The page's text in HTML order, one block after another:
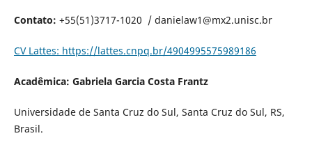
Contato: +55(51)3717-1020 / danielaw1@mx2.unisc.br
CV Lattes: https://lattes.cnpq.br/4904995575989186
Acadêmica: Gabriela Garcia Costa Frantz
Universidade de Santa Cruz do Sul, Santa Cruz do Sul, RS,
Brasil.